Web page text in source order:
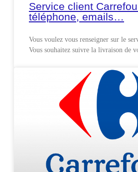
Service client
téléphone, emails…
Vous voulez vous renseigner sur le
Vous souhaitez suivre la livraison de